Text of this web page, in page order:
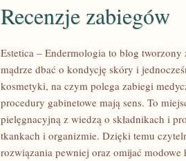
Recenzje zabiegów
Estetica – Endermologia to blog
mądrze dbać o kondycję skóry i
kosmetyki, na czym polega zabiegi
procedury gabinetowe mają sens. To
pielęgnacyjną z wiedzą o składnikach i
tkankach i organizmie. Dzięki temu
rozwiązania pewniej oraz omijać modowe